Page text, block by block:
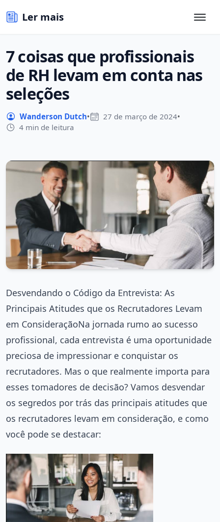
Ler mais
7 coisas que profissionais
de RH levam em conta nas
seleções
Wanderson Dutch• 27 de março de 2024•
4 min de leitura
Desvendando o Código da Entrevista: As
Principais Atitudes que os Recrutadores Levam
em ConsideraçãoNa jornada rumo ao sucesso
profissional, cada entrevista é uma oportunidade
preciosa de impressionar e conquistar os
recrutadores. Mas o que realmente importa para
esses tomadores de decisão? Vamos desvendar
os segredos por trás das principais atitudes que
os recrutadores levam em consideração, e como
você pode se destacar: